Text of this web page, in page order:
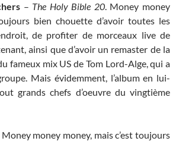
– The Holy Bible 20. Money money
bien chouette d’avoir toutes les
de profiter de morceaux live de
ainsi que d’avoir un remaster de la
fameux mix US de Tom Lord-Alge, qui a
Mais évidemment, l’album en lui-
grands chefs d’oeuvre du vingtième
Money money money, mais c’est toujours